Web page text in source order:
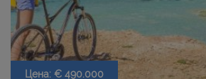
Цена: € 490.000